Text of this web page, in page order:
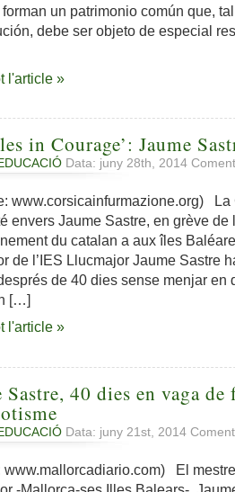
forman un patrimonio común que,
debe ser objeto de especial
l'article »
in Courage’: Jaume
Data: juny 28th, 2014
www.corsicainfurmazione.org) La
envers Jaume Sastre, en grève de
du catalan a aux îles
de l’IES Llucmajor Jaume Sastre
de 40 dies sense menjar en
[…]
l'article »
Sastre, 40 dies en vaga
Data: juny 21st, 2014
www.mallorcadiario.com) El